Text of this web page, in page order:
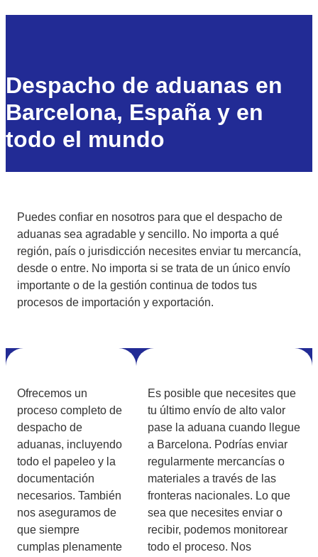
Despacho de aduanas en
Barcelona, España y en
todo el mundo
Puedes confiar en nosotros para que el despacho de
aduanas sea agradable y sencillo. No importa a qué
región, país o jurisdicción necesites enviar tu mercancía,
desde o entre. No importa si se trata de un único envío
importante o de la gestión continua de todos tus
procesos de importación y exportación.
Ofrecemos un
proceso completo de
despacho de
aduanas, incluyendo
todo el papeleo y la
documentación
necesarios. También
nos aseguramos de
que siempre
cumplas plenamente
Es posible que necesites que
tu último envío de alto valor
pase la aduana cuando llegue
a Barcelona. Podrías enviar
regularmente mercancías o
materiales a través de las
fronteras nacionales. Lo que
sea que necesites enviar o
recibir, podemos monitorear
todo el proceso. Nos